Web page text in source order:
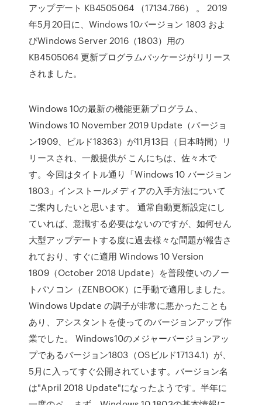
アップデート KB4505064 （17134.766） 。 2019
年5月20日に、Windows 10バージョン 1803 およ
びWindows Server 2016（1803）用の
KB4505064 更新プログラムパッケージがリリース
されました。
Windows 10の最新の機能更新プログラム、
Windows 10 November 2019 Update（バージョ
ン1909、ビルド18363）が11月13日（日本時間）リ
リースされ、一般提供が こんにちは、佐々木で
す。今回はタイトル通り「Windows 10 バージョン
1803」インストールメディアの入手方法について
ご案内したいと思います。 通常自動更新設定にし
ていれば、意識する必要はないのですが、如何せん
大型アップデートする度に過去様々な問題が報告さ
れており、すぐに適用 Windows 10 Version
1809（October 2018 Update）を普段使いのノー
トパソコン（ZENBOOK）に手動で適用しました。
Windows Update の調子が非常に悪かったことも
あり、アシスタントを使ってのバージョンアップ作
業でした。 Windows10のメジャーバージョンアッ
プであるバージョン1803（OSビルド17134.1）が、
5月に入ってすぐ公開されています。バージョン名
は"April 2018 Update"になったようです。半年に